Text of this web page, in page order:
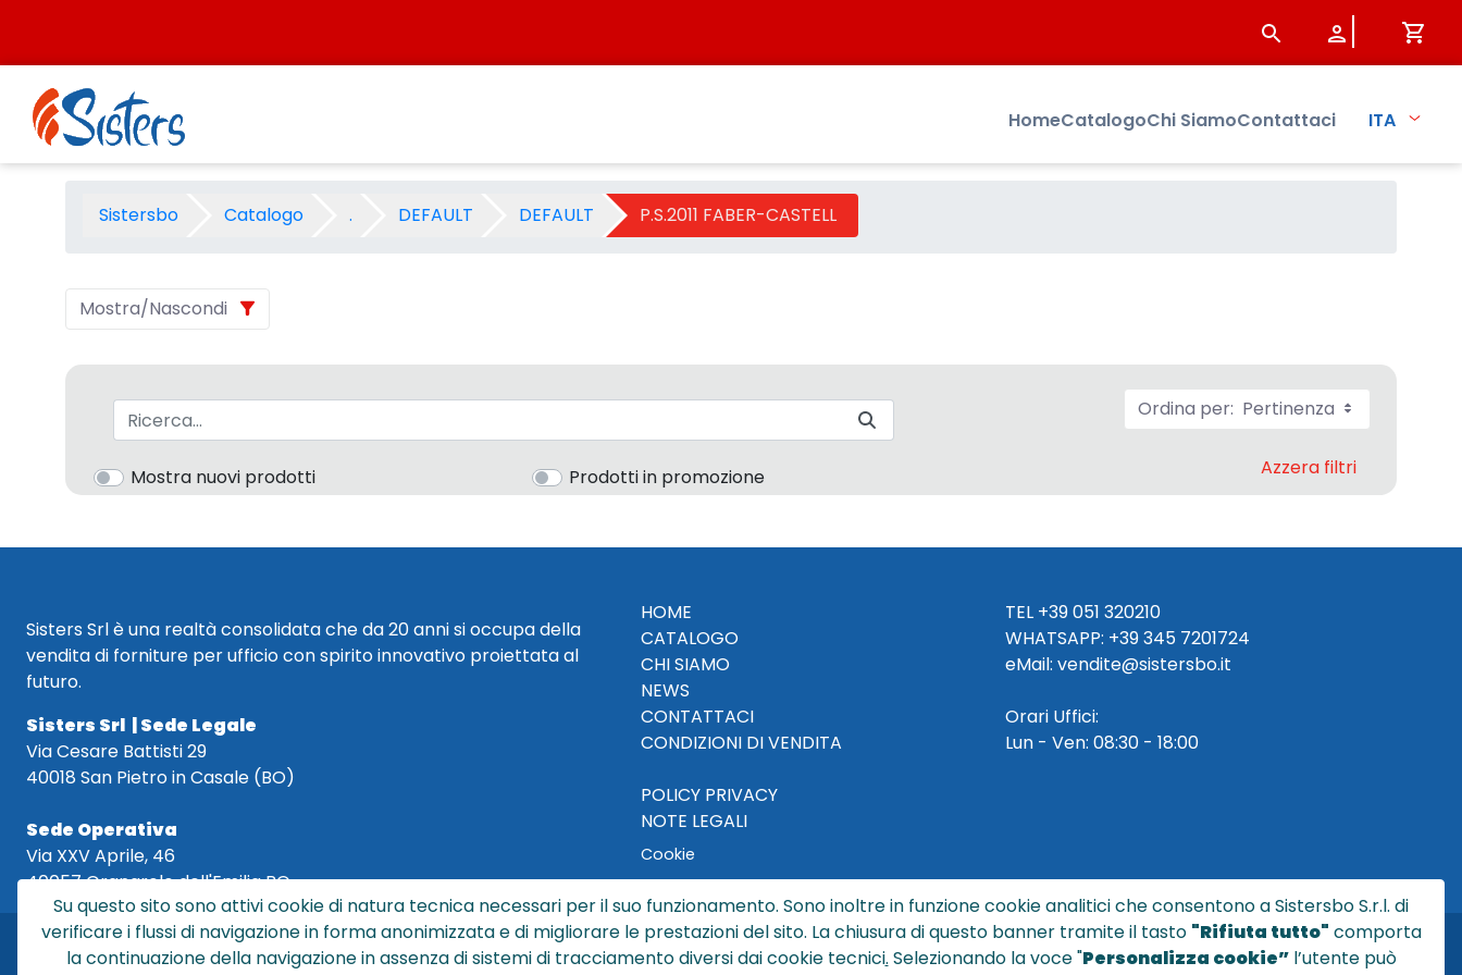
P.S.2011 FABER-CASTELL - Categoria - Sistersbo
HomeCatalogoChi SiamoContattaci ITA
Sistersbo Catalogo . DEFAULT DEFAULT P.S.2011 FABER-CASTELL
Mostra/Nascondi
Barra di ricerca
Mostra nuovi prodotti Prodotti in promozione
Ordina per: Pertinenza
Azzera filtri
Sisters Srl è una realtà consolidata che da 20 anni si occupa della
vendita di forniture per ufficio con spirito innovativo proiettata al
futuro.
Sisters Srl | Sede Legale
Via Cesare Battisti 29
40018 San Pietro in Casale (BO)
Sede Operativa
Via XXV Aprile, 46
40057 Granarolo dell'Emilia BO
HOME
CATALOGO
CHI SIAMO
NEWS
CONTATTACI
CONDIZIONI DI VENDITA
POLICY PRIVACY
NOTE LEGALI
Cookie
TEL +39 051 320210
WHATSAPP: +39345 7201724
eMail: vendite@sistersbo.it
Orari Uffici:
Lun - Ven: 08:30 - 18:00
© Copyright 2024 by Sisters S.r.l. - All rights reserved
Sisters S.r.l. - R.I. BO - N. REA 429992 - PEC sisterssrl@legalmail.it
Su questo sito sono attivi cookie di natura tecnica necessari per il suo funzionamento. Sono inoltre in funzione cookie analitici che consentono a Sistersbo S.r.l. di
verificare i flussi di navigazione in forma anonimizzata e di migliorare le prestazioni del sito. La chiusura di questo banner tramite il tasto "Rifiuta tutto" comporta
la continuazione della navigazione in assenza di sistemi di tracciamento diversi dai cookie tecnici. Selezionando la voce "Personalizza cookie”l’utente può